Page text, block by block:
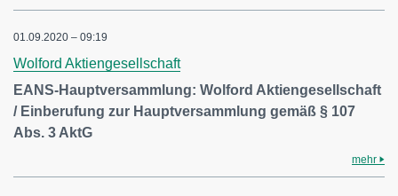
01.09.2020 – 09:19
Wolford Aktiengesellschaft
EANS-Hauptversammlung: Wolford Aktiengesellschaft
/ Einberufung zur Hauptversammlung gemäß § 107
Abs. 3 AktG
mehr